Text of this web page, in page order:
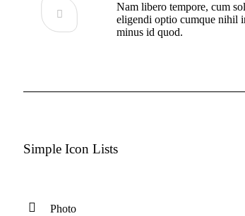
Nam libero tempore, cum
eligendi optio cumque nihil
minus id quod.
Simple Icon Lists
Photo